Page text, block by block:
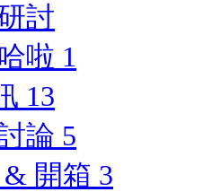
討
啦 1
13
論 5
開箱 3